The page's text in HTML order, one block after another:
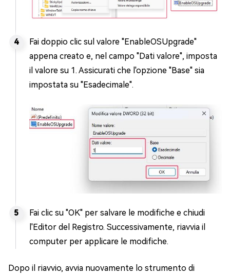
Fai doppio clic sul valore "EnableOSUpgrade"
appena creato e, nel campo "Dati valore", imposta
il valore su 1. Assicurati che l'opzione "Base" sia
impostata su "Esadecimale".
Fai clic su "OK" per salvare le modifiche e chiudi
l'Editor del Registro. Successivamente, riavvia il
computer per applicare le modifiche.
Dopo il riavvio, avvia nuovamente lo strumento di